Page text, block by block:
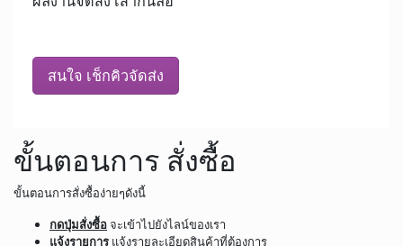
สนใจ เช็กคิวจัดส่ง
ขั้นตอนการ สั่งซื้อ
ขั้นตอนการสั่งซื้อง่ายๆดังนี้
กดปุ่มสั่งซื้อจะเข้าไปยังไลน์ของเรา
แจ้งรายการ แจ้งรายละเอียดสินค้าที่ต้องการ